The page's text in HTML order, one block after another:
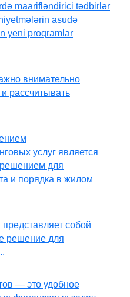
maarifləndirici tədbirlər
asudə
yeni proqramlar
внимательно
рассчитывать
услуг является
для
и порядка в жилом
собой
решение для
— это удобное